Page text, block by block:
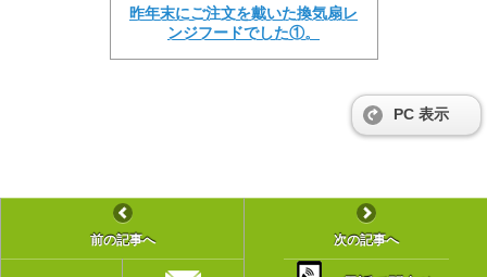
昨年末にご注文を戴いた換気扇レ
ンジフードでした①。
PC 表示
前の記事へ 次の記事へ